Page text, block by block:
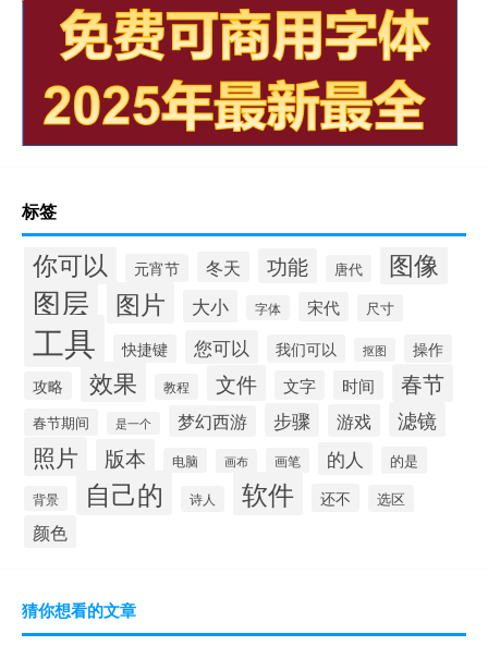
标签
你可以 元宵节 冬天 功能 唐代 图像
图层 图片 大小 字体 宋代 尺寸
工具 快捷键 您可以 我们可以 抠图
操作
攻略
效果 教程 文件 文字 时间 春节
春节期间 是一个 梦幻西游 步骤 游戏 滤镜
照片 版本 电脑 画布 画笔 的人 的是
背景 自己的 诗人 软件 还不 选区
颜色
猜你想看的文章